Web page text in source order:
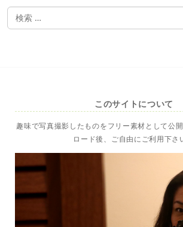
検
索
このサイトについて
趣味で写真撮影したものをフリー素材として公
ロード後、ご自由にご利用下さ